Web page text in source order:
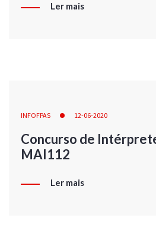
Ler mais
INFOFPAS 12-06-2020
Concurso de
MAI112
Ler mais